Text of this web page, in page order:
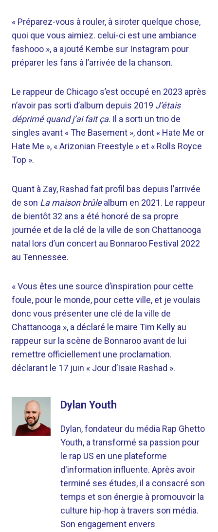
« Préparez-vous à rouler, à siroter quelque chose,
quoi que vous aimiez. celui-ci est une ambiance
fashooo », a ajouté Kembe sur Instagram pour
préparer les fans à l’arrivée de la chanson.
Le rappeur de Chicago s’est occupé en 2023 après
n’avoir pas sorti d’album depuis 2019 J’étais
déprimé quand j’ai fait ça. Il a sorti un trio de
singles avant « The Basement », dont « Hate Me or
Hate Me », « Arizonian Freestyle » et « Rolls Royce
Top ».
Quant à Zay, Rashad fait profil bas depuis l’arrivée
de son La maison brûlealbum en 2021. Le rappeur
de bientôt 32 ans a été honoré de sa propre
journée et de la clé de la ville de son Chattanooga
natal lors d’un concert au Bonnaroo Festival 2022
au Tennessee.
« Vous êtes une source d’inspiration pour cette
foule, pour le monde, pour cette ville, et je voulais
donc vous présenter une clé de la ville de
Chattanooga », a déclaré le maire Tim Kelly au
rappeur sur la scène de Bonnaroo avant de lui
remettre officiellement une proclamation.
déclarant le 17 juin « Jour d’Isaïe Rashad ».
Dylan Youth
Dylan, fondateur du média Rap Ghetto
Youth, a transformé sa passion pour
le rap US en une plateforme
d'information influente. Après avoir
terminé ses études, il a consacré son
temps et son énergie à promouvoir la
culture hip-hop à travers son média.
Son engagement envers